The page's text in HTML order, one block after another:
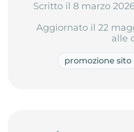
Scritto il 8 marzo
Aggiornato il 22
alle
promozione sito